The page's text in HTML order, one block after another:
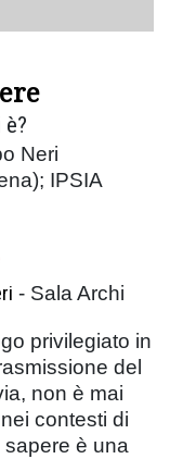
Neri
IPSIA
- Sala Archi
privilegiato in
del
non è mai
contesti di
sapere è una